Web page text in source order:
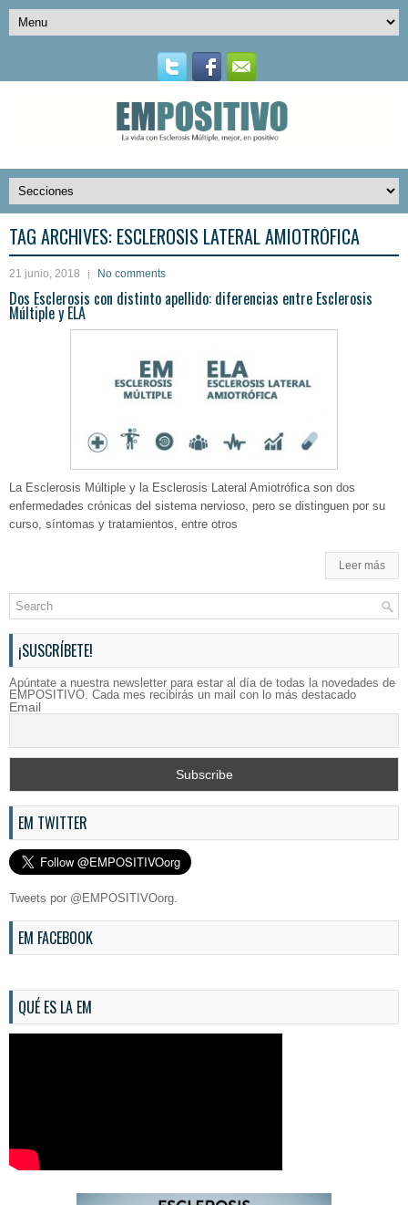
TAG ARCHIVES: ESCLEROSIS LATERAL AMIOTRÓFICA
21 junio, 2018 No comments
Dos Esclerosis con distinto apellido: diferencias entre Esclerosis
Múltiple y ELA
La Esclerosis Múltiple y la Esclerosis Lateral Amiotrófica son dos
enfermedades crónicas del sistema nervioso, pero se distinguen por su
curso, síntomas y tratamientos, entre otros
Leer más
¡SUSCRÍBETE!
Apúntate a nuestra newsletter para estar al día de todas la novedades de
EMPOSITIVO. Cada mes recibirás un mail con lo más destacado
Email
EM TWITTER
Tweets por @EMPOSITIVOorg.
EM FACEBOOK
QUÉ ES LA EM